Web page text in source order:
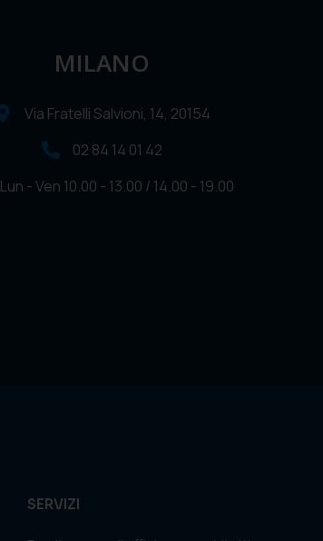
MILANO
Via Fratelli Salvioni, 14, 20154
02 84 14 01 42
Lun - Ven 10.00 - 13.00 / 14.00 - 19.00
SERVIZI